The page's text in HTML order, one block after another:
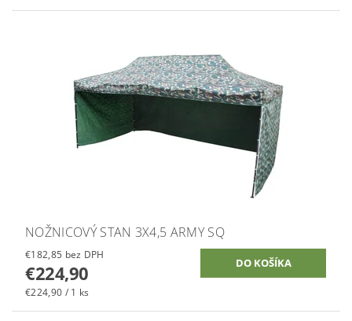
NOŽNICOVÝ STAN 3X4,5 ARMY SQ
€182,85 bez DPH
€224,90
€224,90 / 1 ks